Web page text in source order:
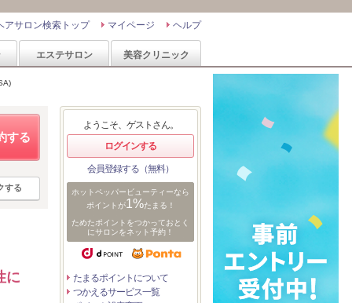
ヘルプ
マイページ
アサロン検索トップ
エステサロン 美容クリニック
する
する
に
ようこそ、ゲストさん。
ログインする
会員登録する（無料）
ホットペッパービューティーなら
ポイントが1%たまる！
ためたポイントをつかっておとく
にサロンをネット予約！
たまるポイントについて
つかえるサービス一覧